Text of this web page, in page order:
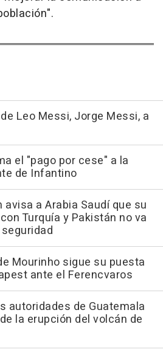
Leo Messi, Jorge Messi, a
el "pago por cese" a la
de Infantino
avisa a Arabia Saudí que su
Turquía y Pakistán no va
Mourinho sigue su puesta
ante el Ferencvaros
autoridades de Guatemala
la erupción del volcán de